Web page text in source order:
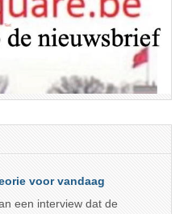
voor vandaag
een interview dat de